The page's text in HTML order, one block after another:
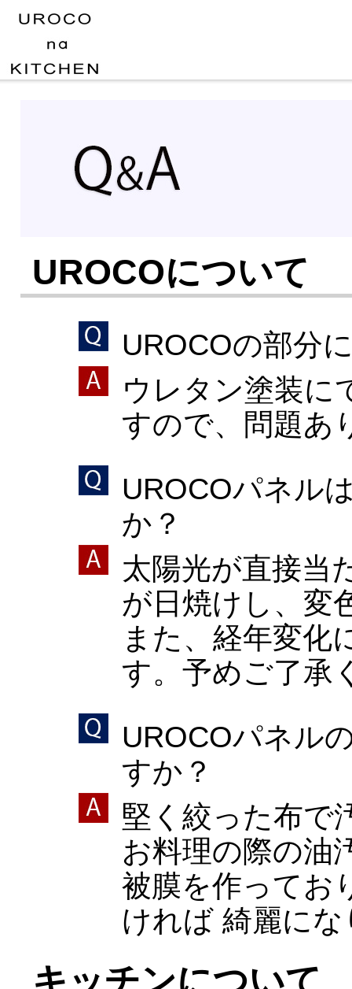
UROCOについて
UROCOの部分
ウレタン塗装に
すので、問題あ
UROCOパネル
か？
太陽光が直接当
が日焼けし、変
また、経年変化
す。予めご了承
UROCOパネル
すか？
堅く絞った布で
お料理の際の油
被膜を作ってお
ければ 綺麗に
キッチンについて